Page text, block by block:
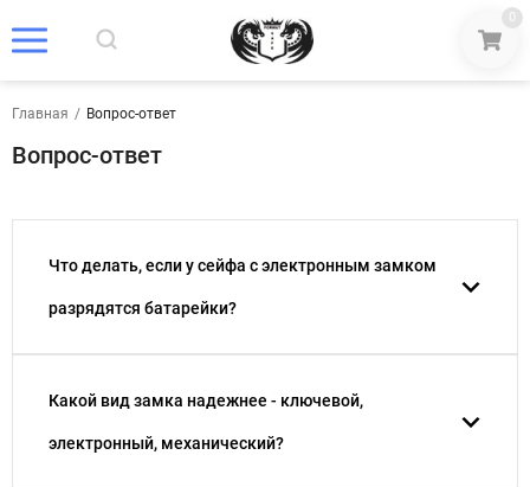
0
Главная / Вопрос-ответ
Вопрос-ответ
Что делать, если у сейфа с электронным замком
разрядятся батарейки?
Какой вид замка надежнее - ключевой,
электронный, механический?